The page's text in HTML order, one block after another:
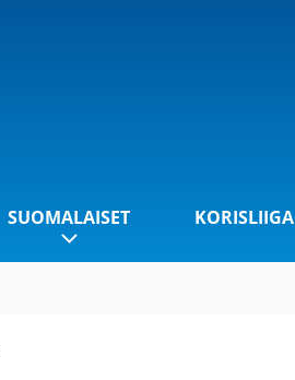
SUOMALAISET KORISLIIGA